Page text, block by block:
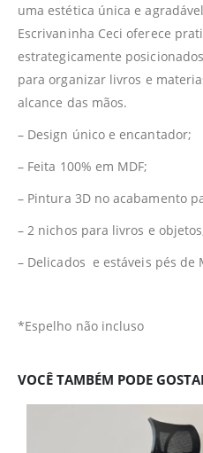
uma estética única e
Escrivaninha Ceci oferece
estrategicamente
para organizar livros e
alcance das mãos.
– Design único e encantador;
– Feita 100% em MDF;
– Pintura 3D no acabamento
– 2 nichos para livros e
– Delicados e estáveis pés de
*Espelho não incluso
VOCÊ TAMBÉM PODE